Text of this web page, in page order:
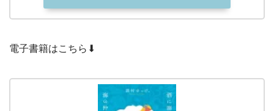
電子書籍はこちら⬇︎